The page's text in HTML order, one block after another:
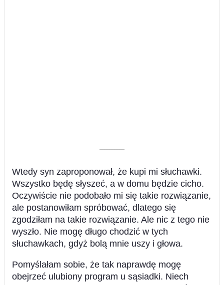
––––––––––
Wtedy syn zaproponował, że kupi mi słuchawki.
Wszystko będę słyszeć, a w domu będzie cicho.
Oczywiście nie podobało mi się takie rozwiązanie,
ale postanowiłam spróbować, dlatego się
zgodziłam na takie rozwiązanie. Ale nic z tego nie
wyszło. Nie mogę długo chodzić w tych
słuchawkach, gdyż bolą mnie uszy i głowa.
Pomyślałam sobie, że tak naprawdę mogę
obejrzeć ulubiony program u sąsiadki. Niech